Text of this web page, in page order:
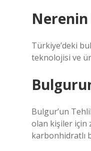
Türkiye’deki
teknolojisi ve
Bulgur’un
olan kişiler için
karbonhidratlı